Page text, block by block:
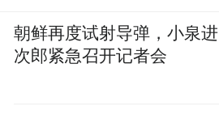
朝鲜再度试射导弹，小泉进
次郎紧急召开记者会